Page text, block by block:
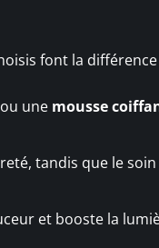
font la
ou une mousse
tandis que le
et booste la